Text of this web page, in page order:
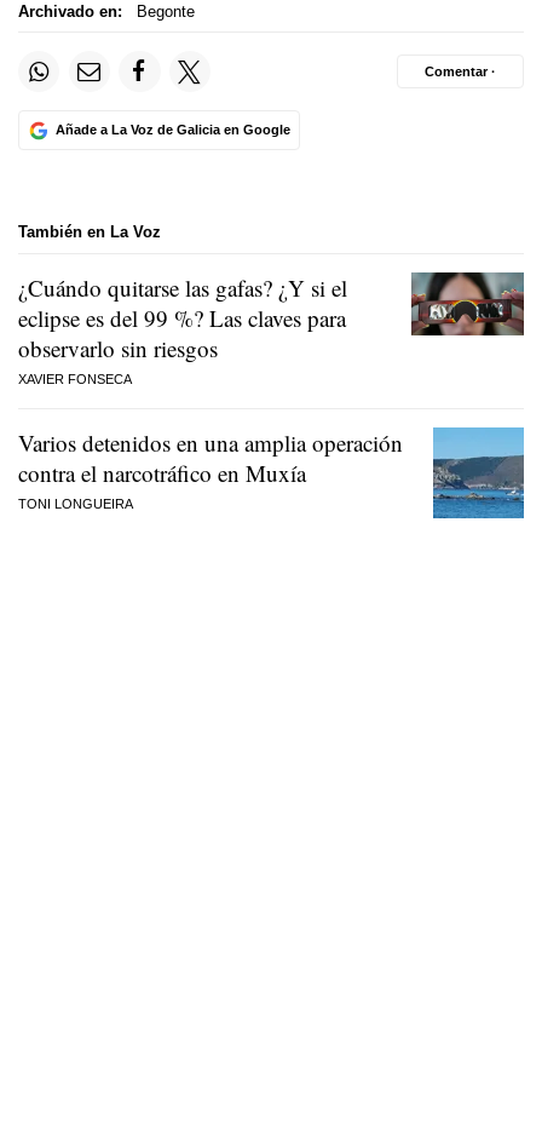
Archivado en: Begonte
Añade a La Voz de Galicia en Google
Comentar ·
También en La Voz
¿Cuándo quitarse las gafas? ¿Y si el
eclipse es del 99 %? Las claves para
observarlo sin riesgos
XAVIER FONSECA
Varios detenidos en una amplia operación
contra el narcotráfico en Muxía
TONI LONGUEIRA